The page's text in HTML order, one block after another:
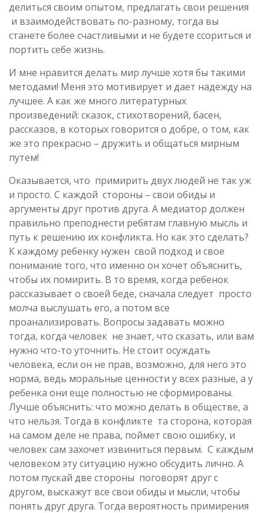
делиться своим опытом, предлагать свои решения
и взаимодействовать по-разному, тогда вы
станете более счастливыми и не будете ссориться и
портить себе жизнь.
И мне нравится делать мир лучше хотя бы такими
методами! Меня это мотивирует и дает надежду на
лучшее. А как же много литературных
произведений: сказок, стихотворений, басен,
рассказов, в которых говорится о добре, о том, как
же это прекрасно – дружить и общаться мирным
путем!
Оказывается, что примирить двух людей не так уж
и просто. С каждой стороны – свои обиды и
аргументы друг против друга. А медиатор должен
правильно преподнести ребятам главную мысль и
путь к решению их конфликта. Но как это сделать?
К каждому ребенку нужен свой подход и свое
понимание того, что именно он хочет объяснить,
чтобы их помирить. В то время, когда ребенок
рассказывает о своей беде, сначала следует просто
молча выслушать его, а потом все
проанализировать. Вопросы задавать можно
тогда, когда человек не знает, что сказать, или вам
нужно что-то уточнить. Не стоит осуждать
человека, если он не прав, возможно, для него это
норма, ведь моральные ценности у всех разные, а у
ребенка они еще полностью не сформированы.
Лучше объяснить: что можно делать в обществе, а
что нельзя. Тогда в конфликте та сторона, которая
на самом деле не права, поймет свою ошибку, и
человек сам захочет извиниться первым. С каждым
человеком эту ситуацию нужно обсудить лично. А
потом пускай две стороны поговорят друг с
другом, выскажут все свои обиды и мысли, чтобы
понять друг друга. Тогда вероятность примирения